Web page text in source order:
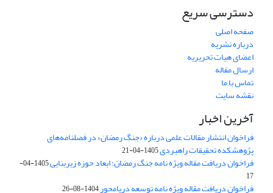
دسترسی سریع
صفحه اصلی
درباره نشریه
اعضای هیات تحریریه
ارسال مقاله
تماس با ما
نقشه سایت
آخرین اخبار
فراخوان انتشار مقالات علمی درباره «جنگ رمضان» در فصلنامه‌های
پژوهشکده تحقیقات راهبردی1405-04-21
فراخوان دریافت مقاله ویژه نامه جنگ رمضان؛ ابعاد حوزه زیربنایی
1405-04-
17
فراخوان دریافت مقاله ویژه نامه توسعه دریامحور1404-08-26